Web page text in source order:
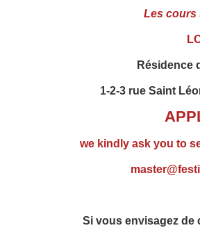
Les cours
Résidence
1-2-3 rue Saint
we kindly ask you to
Si vous envisagez de